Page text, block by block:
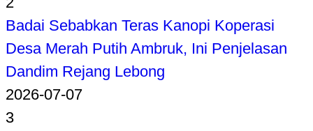
Badai Sebabkan Teras Kanopi Koperasi
Desa Merah Putih Ambruk, Ini Penjelasan
Dandim Rejang Lebong
2026-07-07
3